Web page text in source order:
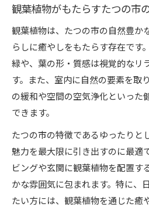
ック
観葉植物と家具のバラ
観葉植物を使ったリビ
観葉植物を活かすおし
バーレルプランツレビュー
力
コツ
ゆったり生活を叶える
バーレルプランツの評
観葉植物レビューから
観葉植物がもたらすたつの市
観葉植物は、たつの市の自然豊か
らしに癒やしをもたらす存在です
緑や、葉の形・質感は視覚的なリ
す。また、室内に自然の要素を取
の緩和や空間の空気浄化といった
できます。
たつの市の特徴であるゆったりと
魅力を最大限に引き出すのに最適
ビングや玄関に観葉植物を配置す
かな雰囲気に包まれます。特に、
たい方には、観葉植物を通じた癒